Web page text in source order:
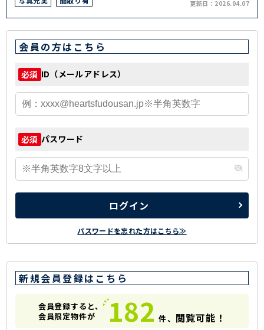
更新日： 2026.04.07
会員の方はこちら
必須 ID（メールアドレス）
必須 パスワード
ログイン
パスワードを忘れた方はこちら≫
新規会員登録はこちら
会員登録すると、
会員限定物件が
182 件、 閲覧可能！